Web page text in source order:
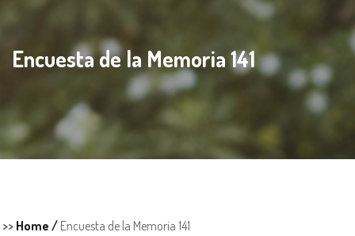
Encuesta de la Memoria 141
>> Home / Encuesta de la Memoria 141